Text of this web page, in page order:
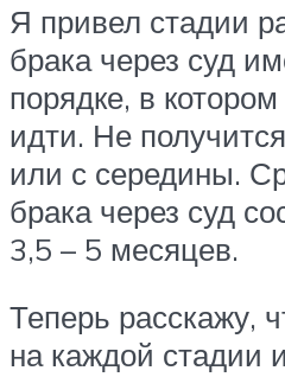
Я привел стадии
брака через суд
порядке, в
идти. Не
или с середины.
брака через суд
3,5 – 5 месяцев.
Теперь расскажу,
на каждой стадии